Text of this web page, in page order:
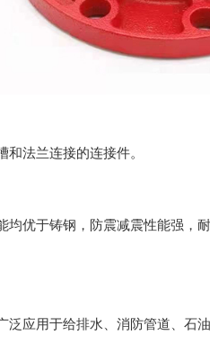
法兰连接的连接件。
均优于铸钢，防震减震性能强，
应用于给排水、消防管道、石油